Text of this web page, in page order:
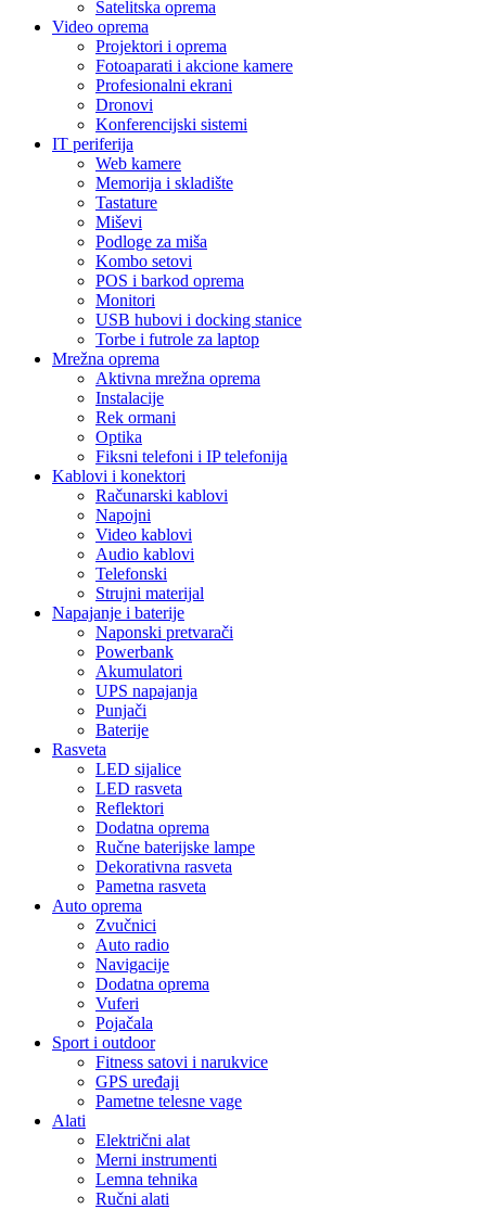
Satelitska oprema
Video oprema
Projektori i oprema
Fotoaparati i akcione kamere
Profesionalni ekrani
Dronovi
Konferencijski sistemi
IT periferija
Web kamere
Memorija i skladište
Tastature
Miševi
Podloge za miša
Kombo setovi
POS i barkod oprema
Monitori
USB hubovi i docking stanice
Torbe i futrole za laptop
Mrežna oprema
Aktivna mrežna oprema
Instalacije
Rek ormani
Optika
Fiksni telefoni i IP telefonija
Kablovi i konektori
Računarski kablovi
Napojni
Video kablovi
Audio kablovi
Telefonski
Strujni materijal
Napajanje i baterije
Naponski pretvarači
Powerbank
Akumulatori
UPS napajanja
Punjači
Baterije
Rasveta
LED sijalice
LED rasveta
Reflektori
Dodatna oprema
Ručne baterijske lampe
Dekorativna rasveta
Pametna rasveta
Auto oprema
Zvučnici
Auto radio
Navigacije
Dodatna oprema
Vuferi
Pojačala
Sport i outdoor
Fitness satovi i narukvice
GPS uređaji
Pametne telesne vage
Alati
Električni alat
Merni instrumenti
Lemna tehnika
Ručni alati